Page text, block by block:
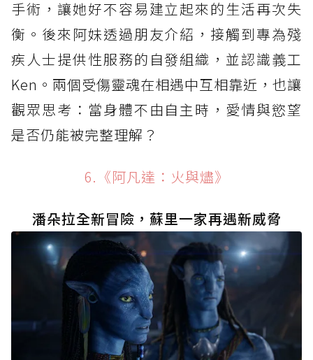
手術，讓她好不容易建立起來的生活再次失
衡。後來阿妹透過朋友介紹，接觸到專為殘
疾人士提供性服務的自發組織，並認識義工
Ken。兩個受傷靈魂在相遇中互相靠近，也讓
觀眾思考：當身體不由自主時，愛情與慾望
是否仍能被完整理解？
6.《阿凡達：火與燼》
潘朵拉全新冒險，蘇里一家再遇新威脅